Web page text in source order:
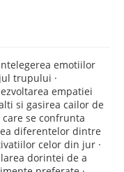
emotiilor
trupului ·
empatiei
si gasirea cailor de
se confrunta
diferentelor dintre
celor din jur ·
dorintei de a